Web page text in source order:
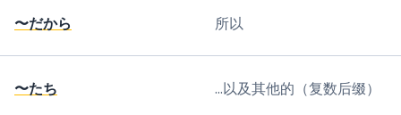
〜だから 所以
〜たち ...以及其他的（复数后缀）